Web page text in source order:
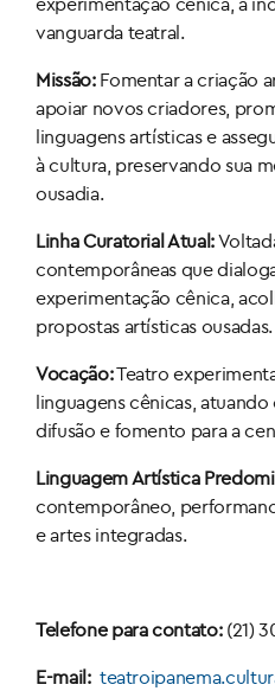
vanguarda teatral.
Missão:Fomentar a criação
apoiar novos criadores,
linguagens artísticas e
à cultura, preservando sua
ousadia.
Linha Curatorial Atual:
contemporâneas que
experimentação cênica,
propostas artísticas ousadas.
Vocação:Teatro
linguagens cênicas,
difusão e fomento para a
Linguagem Artística
contemporâneo,
e artes integradas.
Telefone para contato: (21)
E-mail: